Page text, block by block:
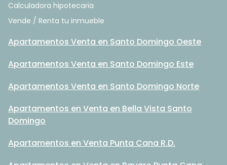
Calculadora hipotecaria
Vende / Renta tu inmueble
Apartamentos Venta en Santo Domingo Oeste
Apartamentos Venta en Santo Domingo Este
Apartamentos Venta en Santo Domingo Norte
Apartamentos en Venta en Bella Vista Santo
Domingo
Apartamentos en Venta Punta Cana R.D.